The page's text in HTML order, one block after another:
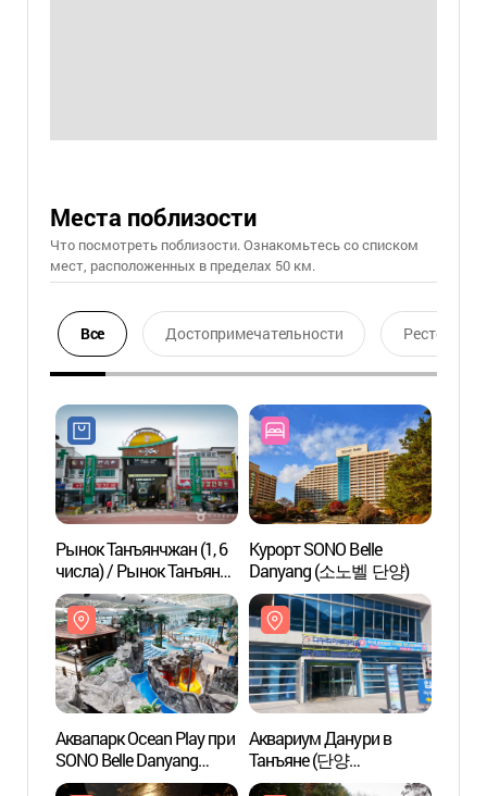
Места поблизости
Что посмотреть поблизости. Ознакомьтесь со списком
мест, расположенных в пределах 50 км.
Все Достопримечательности Ресторан
Рынок Танъянчжан (1, 6
числа) / Рынок Танъян
Кугён (단양장 (1, 6일) /
단양구경시장)
Курорт SONO Belle
Danyang (소노벨 단양)
Аквапарк Ocean Play при
SONO Belle Danyang
(소노벨 단양 오션플레이)
Аквариум Данури в
Танъяне (단양
다누리아쿠아리움)